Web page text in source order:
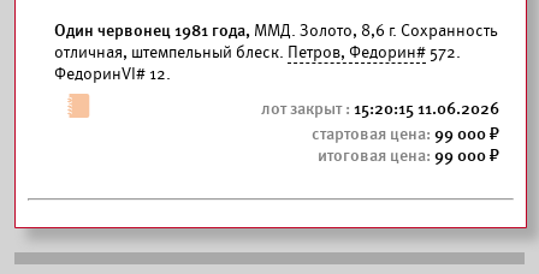
Один червонец 1981 года, ММД. Золото, 8,6 г. Сохранность
отличная, штемпельный блеск. Петров, Федорин# 572.
ФедоринVI# 12.
15:20:15 11.06.2026
99 000
99 000